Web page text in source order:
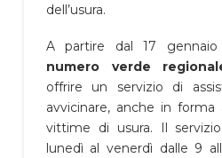
dell’usura.
A partire dal 17
numero verde
offrire un servizio di
avvicinare, anche in forma
vittime di usura. Il
lunedì al venerdì dalle 9